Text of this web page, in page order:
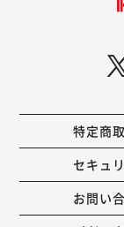
特定商
セキュ
お問い